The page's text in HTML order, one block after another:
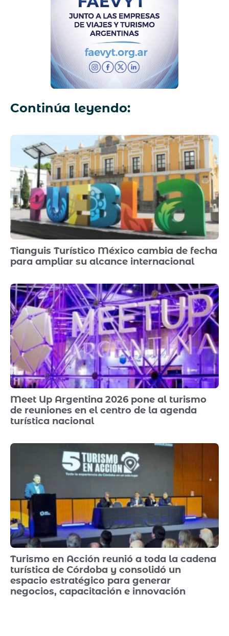
Continúa leyendo:
Tianguis Turístico México cambia de fecha
para ampliar su alcance internacional
Meet Up Argentina 2026 pone al turismo
de reuniones en el centro de la agenda
turística nacional
Turismo en Acción reunió a toda la cadena
turística de Córdoba y consolidó un
espacio estratégico para generar
negocios, capacitación e innovación